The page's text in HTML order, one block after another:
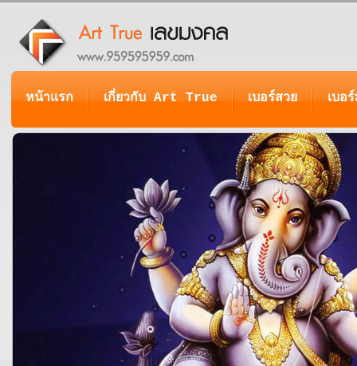
หน้าแรก เกี่ยวกับ Art True เบอร์สวย เบอ